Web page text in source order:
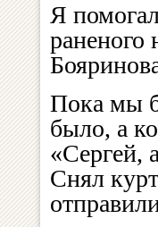
Я
Пока мы
было, а
«Сергей,
Снял